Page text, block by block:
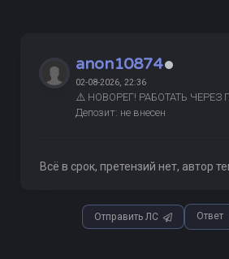
anon10874
02-08-2026, 22:36
⚠️ НОВОРЕГ! РАБОТАТЬ ЧЕРЕЗ
Депозит: не внесен
Всё в срок, претензий нет, автор
Отправить ЛС Ответ